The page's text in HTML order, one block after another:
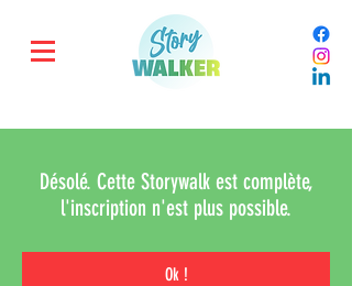
Désolé. Cette Storywalk est complète,
l'inscription n'est plus possible.
Ok !